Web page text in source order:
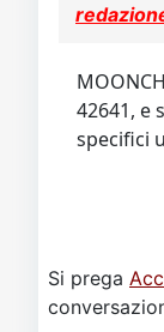
42641, e
specifici
Si prega